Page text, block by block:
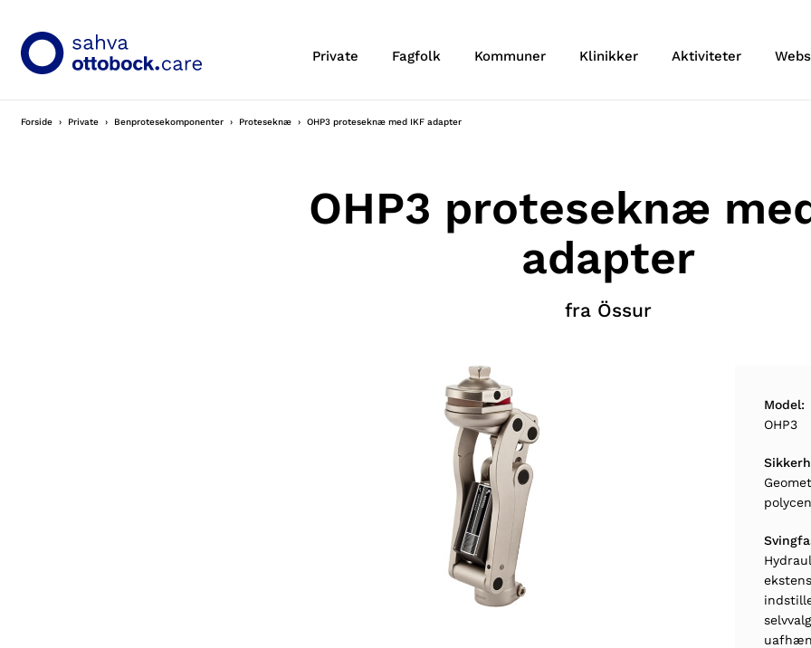
Private Fagfolk Kommuner Klinikker Aktiviteter
Forside Private Benprotesekomponenter Proteseknæ OHP3 proteseknæ med IKF adapter
OHP3 proteseknæ
adapter
fra Össur
Model:
OHP3